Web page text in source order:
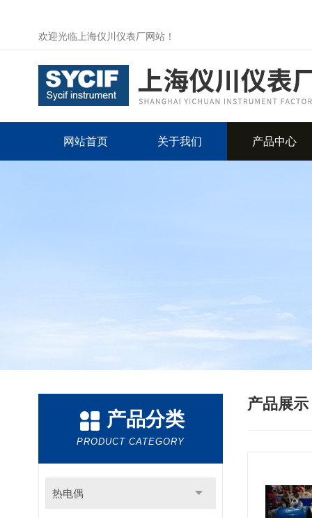
欢迎光临上海仪川仪表厂网站！
网站首页 关于我们 产品中心
产品分类
PRODUCT CATEGORY
热电偶
产品展示